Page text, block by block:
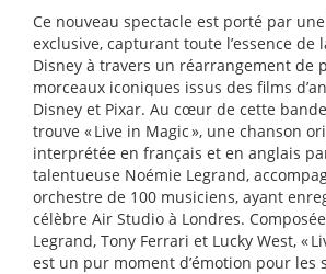
Ce nouveau spectacle est porté par
exclusive, capturant toute l’essence de
Disney à travers un réarrangement de
morceaux iconiques issus des films
Disney et Pixar. Au cœur de cette
trouve « Live in Magic », une chanson
interprétée en français et en anglais
talentueuse Noémie Legrand,
orchestre de 100 musiciens, ayant
célèbre Air Studio à Londres.
Legrand, Tony Ferrari et Lucky West, «
est un pur moment d’émotion pour les